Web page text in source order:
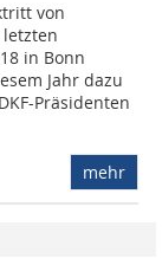
von
in Bonn
Jahr dazu
Präsidenten
mehr